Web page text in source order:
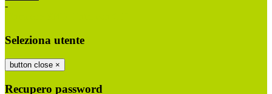
-
Seleziona utente
button close ×
Recupero password